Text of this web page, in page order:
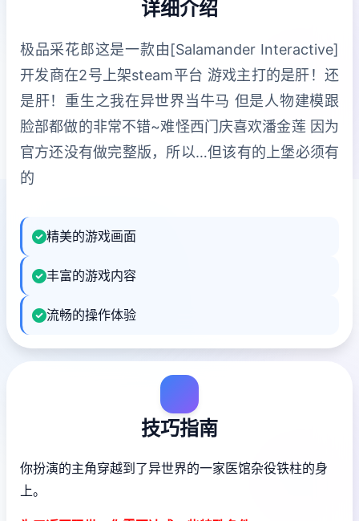
详细介绍
极品采花郎这是一款由[Salamander Interactive]
开发商在2号上架steam平台 游戏主打的是肝！还
是肝！重生之我在异世界当牛马 但是人物建模跟
脸部都做的非常不错~难怪西门庆喜欢潘金莲 因为
官方还没有做完整版，所以…但该有的上堡必须有
的
精美的游戏画面
丰富的游戏内容
流畅的操作体验
技巧指南
你扮演的主角穿越到了异世界的一家医馆杂役铁柱的身
上。